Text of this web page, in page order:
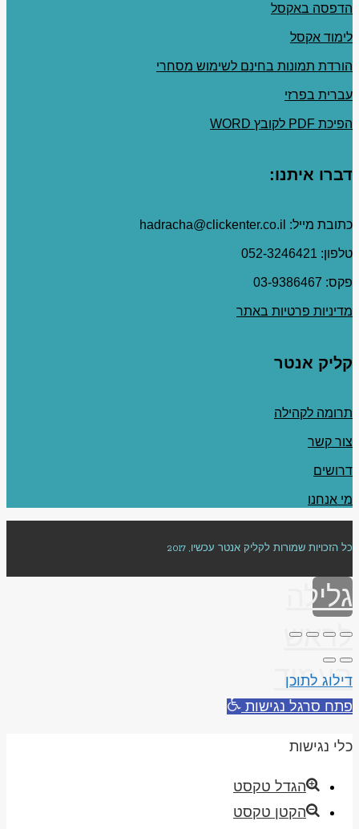
הדפסה באקסל
לימוד אקסל
הורדת תמונות בחינם לשימוש מסחרי
עברית בפרזי
הפיכת PDF לקובץ WORD
דברו איתנו:
כתובת מייל: hadracha@clickenter.co.il
טלפון: 052-3246421
פקס: 03-9386467
מדיניות פרטיות באתר
קליק אנטר
תרומה לקהילה
צור קשר
דרושים
מי אנחנו
כל הזכויות שמורות לקליק אנטר עכשיו, 2017
גלילה
לראש
העמוד
דילוג לתוכן
פתח סרגל נגישות
כלי נגישות
הגדל טקסט
הקטן טקסט